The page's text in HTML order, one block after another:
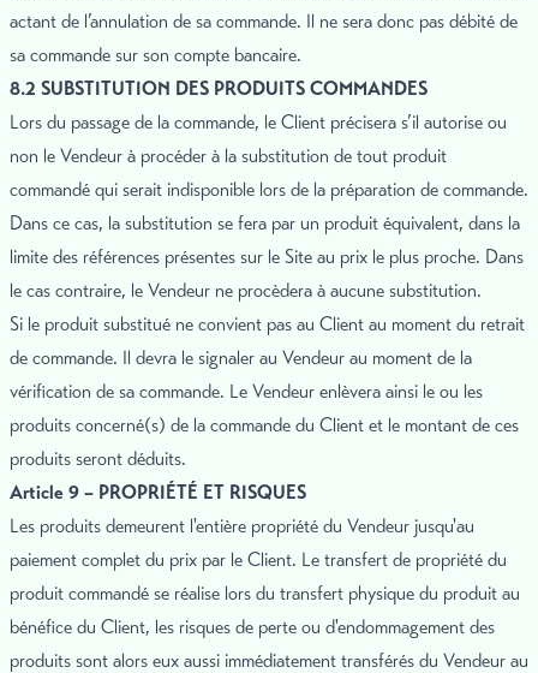
actant de l’annulation de sa commande. Il ne sera donc pas débité de
sa commande sur son compte bancaire.
8.2 SUBSTITUTION DES PRODUITS COMMANDES
Lors du passage de la commande, le Client précisera s’il autorise ou
non le Vendeur à procéder à la substitution de tout produit
commandé qui serait indisponible lors de la préparation de commande.
Dans ce cas, la substitution se fera par un produit équivalent, dans la
limite des références présentes sur le Site au prix le plus proche. Dans
le cas contraire, le Vendeur ne procèdera à aucune substitution.
Si le produit substitué ne convient pas au Client au moment du retrait
de commande. Il devra le signaler au Vendeur au moment de la
vérification de sa commande. Le Vendeur enlèvera ainsi le ou les
produits concerné(s) de la commande du Client et le montant de ces
produits seront déduits.
Article 9 – PROPRIÉTÉ ET RISQUES
Les produits demeurent l'entière propriété du Vendeur jusqu'au
paiement complet du prix par le Client. Le transfert de propriété du
produit commandé se réalise lors du transfert physique du produit au
bénéfice du Client, les risques de perte ou d'endommagement des
produits sont alors eux aussi immédiatement transférés du Vendeur au